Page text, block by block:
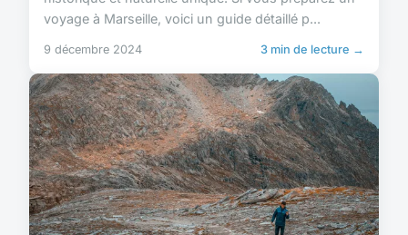
voyage à Marseille, voici un guide détaillé p...
9 décembre 2024 3 min de lecture →